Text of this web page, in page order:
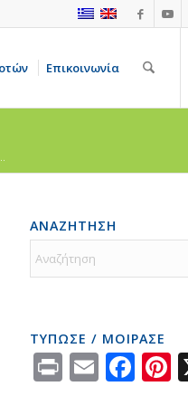
Επικοινωνία
ΑΝΑΖΗΤΗΣΗ
ΤΥΠΩΣΕ / ΜΟΙΡΑΣΕ
PrintEmail